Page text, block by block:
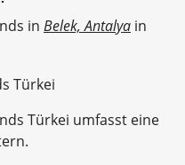
in Belek, Antalya in
Türkei umfasst eine